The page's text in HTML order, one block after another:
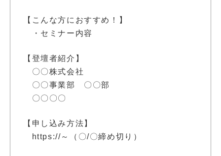
【こんな方におすすめ！】
・セミナー内容
【登壇者紹介】
〇〇株式会社
〇〇事業部 〇〇部
〇〇〇〇
【申し込み方法】
https://～（〇/〇締め切り）